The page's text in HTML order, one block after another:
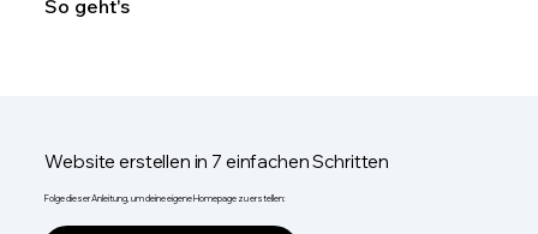
So geht's
Website erstellen in 7 einfachen Schritten
Folge dieser Anleitung, um deine eigene Homepage zu erstellen: